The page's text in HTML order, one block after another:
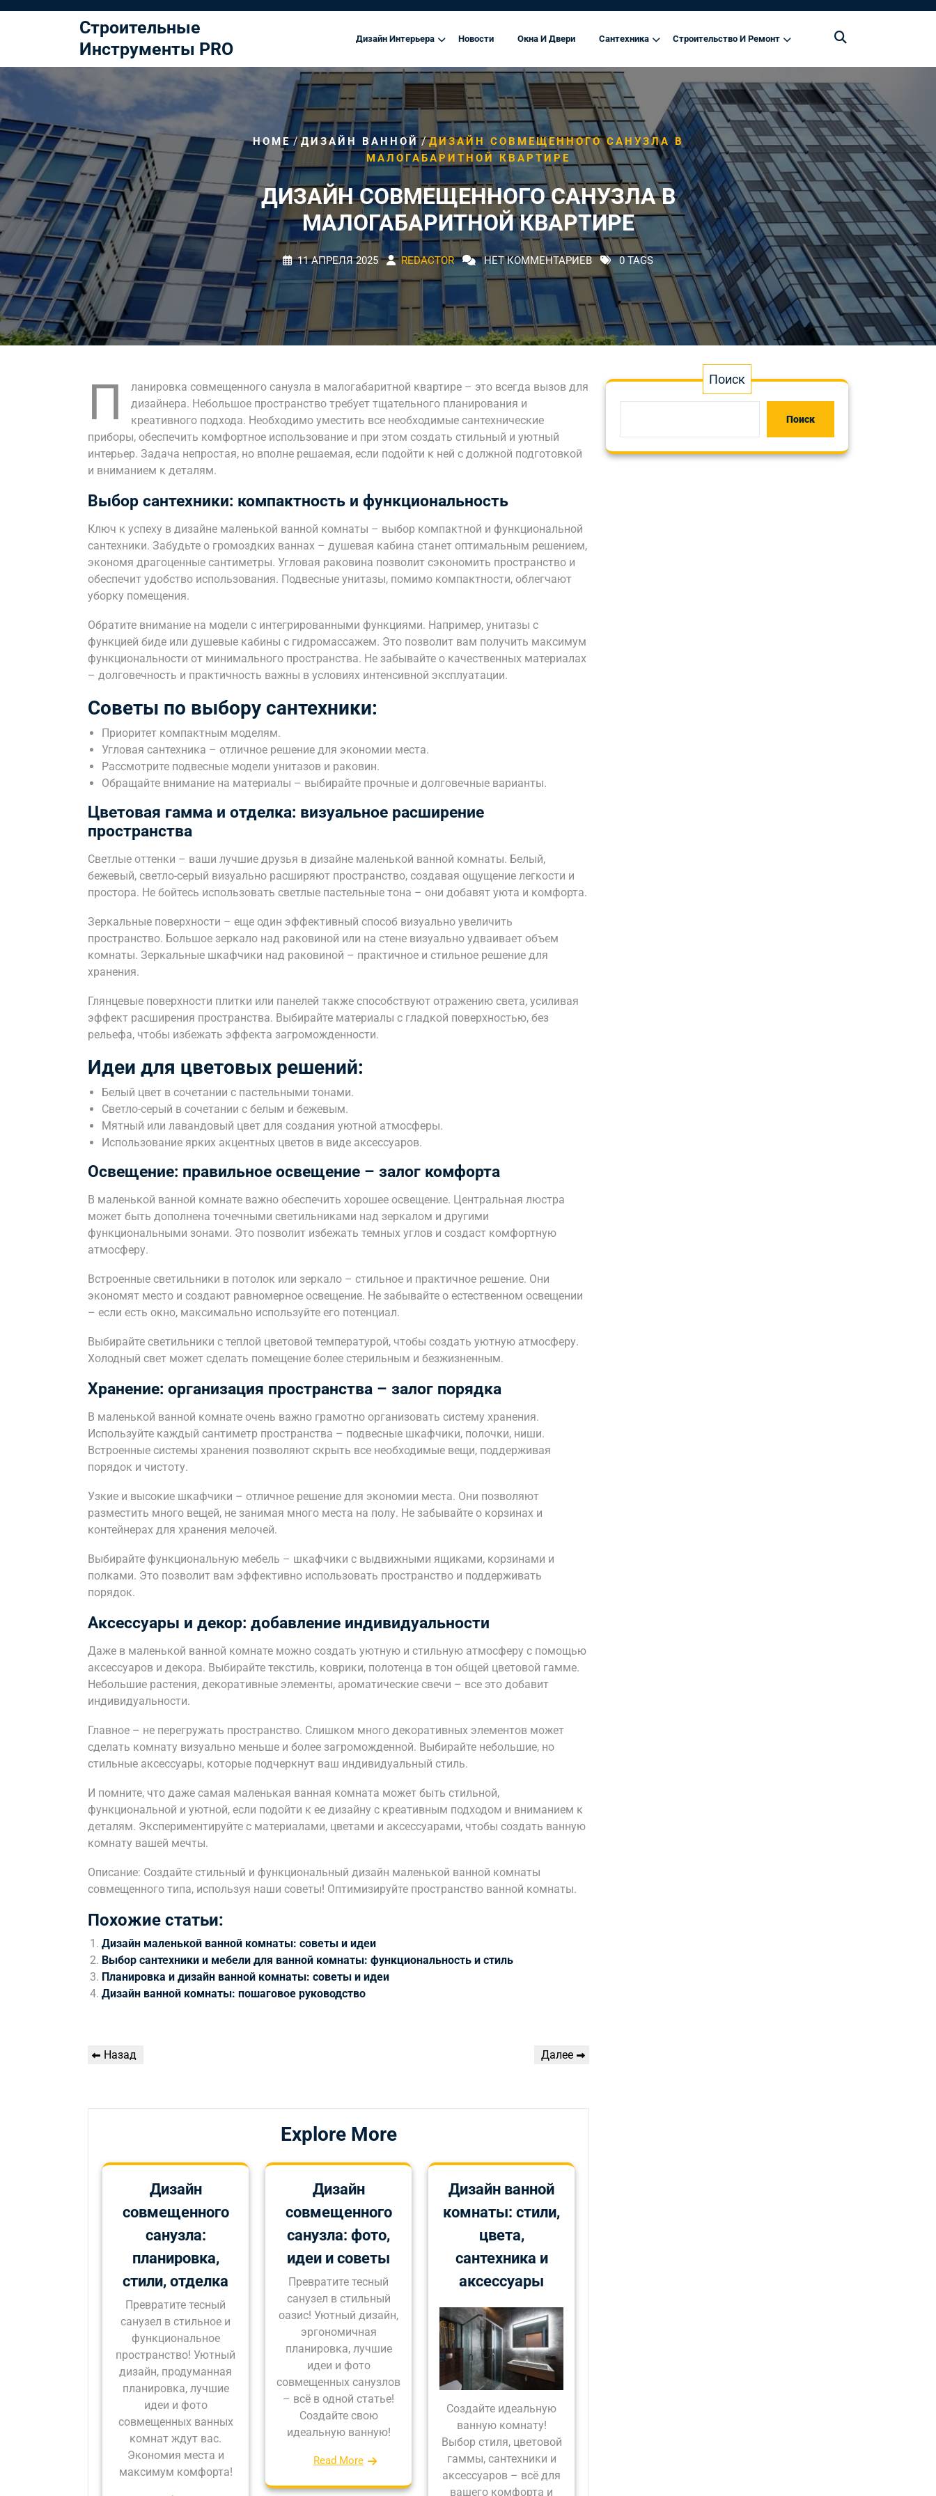
Строительные
Инструменты PRO
Дизайн Интерьера Новости Окна И Двери Сантехника Строительство И Ремонт
HOME/ДИЗАЙН ВАННОЙ/ДИЗАЙН СОВМЕЩЕННОГО САНУЗЛА В
МАЛОГАБАРИТНОЙ КВАРТИРЕ
ДИЗАЙН СОВМЕЩЕННОГО САНУЗЛА В
МАЛОГАБАРИТНОЙ КВАРТИРЕ
11 АПРЕЛЯ 2025 REDACTOR НЕТ КОММЕНТАРИЕВ 0 TAGS
П
ланировка совмещенного санузла в малогабаритной квартире – это всегда вызов для
дизайнера. Небольшое пространство требует тщательного планирования и
креативного подхода. Необходимо уместить все необходимые сантехнические
приборы, обеспечить комфортное использование и при этом создать стильный и уютный
интерьер. Задача непростая, но вполне решаемая, если подойти к ней с должной подготовкой
и вниманием к деталям.
Выбор сантехники: компактность и функциональность
Ключ к успеху в дизайне маленькой ванной комнаты – выбор компактной и функциональной
сантехники. Забудьте о громоздких ваннах – душевая кабина станет оптимальным решением,
экономя драгоценные сантиметры. Угловая раковина позволит сэкономить пространство и
обеспечит удобство использования. Подвесные унитазы, помимо компактности, облегчают
уборку помещения.
Обратите внимание на модели с интегрированными функциями. Например, унитазы с
функцией биде или душевые кабины с гидромассажем. Это позволит вам получить максимум
функциональности от минимального пространства. Не забывайте о качественных материалах
– долговечность и практичность важны в условиях интенсивной эксплуатации.
Советы по выбору сантехники:
Приоритет компактным моделям.
Угловая сантехника – отличное решение для экономии места.
Рассмотрите подвесные модели унитазов и раковин.
Обращайте внимание на материалы – выбирайте прочные и долговечные варианты.
Цветовая гамма и отделка: визуальное расширение
пространства
Светлые оттенки – ваши лучшие друзья в дизайне маленькой ванной комнаты. Белый,
бежевый, светло-серый визуально расширяют пространство, создавая ощущение легкости и
простора. Не бойтесь использовать светлые пастельные тона – они добавят уюта и комфорта.
Зеркальные поверхности – еще один эффективный способ визуально увеличить
пространство. Большое зеркало над раковиной или на стене визуально удваивает объем
комнаты. Зеркальные шкафчики над раковиной – практичное и стильное решение для
хранения.
Глянцевые поверхности плитки или панелей также способствуют отражению света, усиливая
эффект расширения пространства. Выбирайте материалы с гладкой поверхностью, без
рельефа, чтобы избежать эффекта загроможденности.
Идеи для цветовых решений:
Белый цвет в сочетании с пастельными тонами.
Светло-серый в сочетании с белым и бежевым.
Мятный или лавандовый цвет для создания уютной атмосферы.
Использование ярких акцентных цветов в виде аксессуаров.
Освещение: правильное освещение – залог комфорта
В маленькой ванной комнате важно обеспечить хорошее освещение. Центральная люстра
может быть дополнена точечными светильниками над зеркалом и другими
функциональными зонами. Это позволит избежать темных углов и создаст комфортную
атмосферу.
Встроенные светильники в потолок или зеркало – стильное и практичное решение. Они
экономят место и создают равномерное освещение. Не забывайте о естественном освещении
– если есть окно, максимально используйте его потенциал.
Выбирайте светильники с теплой цветовой температурой, чтобы создать уютную атмосферу.
Холодный свет может сделать помещение более стерильным и безжизненным.
Хранение: организация пространства – залог порядка
В маленькой ванной комнате очень важно грамотно организовать систему хранения.
Используйте каждый сантиметр пространства – подвесные шкафчики, полочки, ниши.
Встроенные системы хранения позволяют скрыть все необходимые вещи, поддерживая
порядок и чистоту.
Узкие и высокие шкафчики – отличное решение для экономии места. Они позволяют
разместить много вещей, не занимая много места на полу. Не забывайте о корзинах и
контейнерах для хранения мелочей.
Выбирайте функциональную мебель – шкафчики с выдвижными ящиками, корзинами и
полками. Это позволит вам эффективно использовать пространство и поддерживать
порядок.
Аксессуары и декор: добавление индивидуальности
Даже в маленькой ванной комнате можно создать уютную и стильную атмосферу с помощью
аксессуаров и декора. Выбирайте текстиль, коврики, полотенца в тон общей цветовой гамме.
Небольшие растения, декоративные элементы, ароматические свечи – все это добавит
индивидуальности.
Главное – не перегружать пространство. Слишком много декоративных элементов может
сделать комнату визуально меньше и более загроможденной. Выбирайте небольшие, но
стильные аксессуары, которые подчеркнут ваш индивидуальный стиль.
И помните, что даже самая маленькая ванная комната может быть стильной,
функциональной и уютной, если подойти к ее дизайну с креативным подходом и вниманием к
деталям. Экспериментируйте с материалами, цветами и аксессуарами, чтобы создать ванную
комнату вашей мечты.
Описание: Создайте стильный и функциональный дизайн маленькой ванной комнаты
совмещенного типа, используя наши советы! Оптимизируйте пространство ванной комнаты.
Похожие статьи:
Дизайн маленькой ванной комнаты: советы и идеи
Выбор сантехники и мебели для ванной комнаты: функциональность и стиль
Планировка и дизайн ванной комнаты: советы и идеи
Дизайн ванной комнаты: пошаговое руководство
Навигация
записям
Предыдущая
Назад
Следующая
Далее
Explore More
Дизайн
совмещенного
санузла:
планировка,
стили, отделка
Превратите тесный
санузел в стильное и
функциональное
пространство! Уютный
дизайн, продуманная
планировка, лучшие
идеи и фото
совмещенных ванных
комнат ждут вас.
Экономия места и
максимум комфорта!
Дизайн
совмещенного
санузла: фото,
идеи и советы
Превратите тесный
санузел в стильный
оазис! Уютный дизайн,
эргономичная
планировка, лучшие
идеи и фото
совмещенных санузлов
– всё в одной статье!
Создайте свою
идеальную ванную!
Read More
Дизайн ванной
комнаты: стили,
цвета,
сантехника и
аксессуары
Создайте идеальную
ванную комнату!
Выбор стиля, цветовой
гаммы, сантехники и
аксессуаров – всё для
вашего комфорта и
Поиск
Поиск